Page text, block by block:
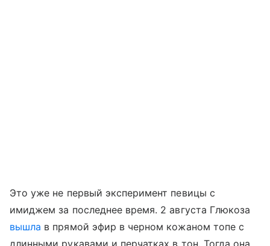
Это уже не первый эксперимент певицы с
имиджем за последнее время. 2 августа Глюкоза
вышла в прямой эфир в черном кожаном топе с